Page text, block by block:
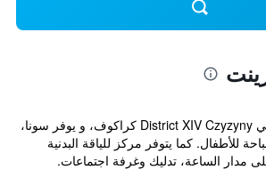
يقع هذا الفندق الهادئ في District XIV Czyzyny كراكوف، و يوفر سونا،
كما يتوفر مركز للياقة البدنية
مدار الساعة، تدليك وغرفة اجتماعات.